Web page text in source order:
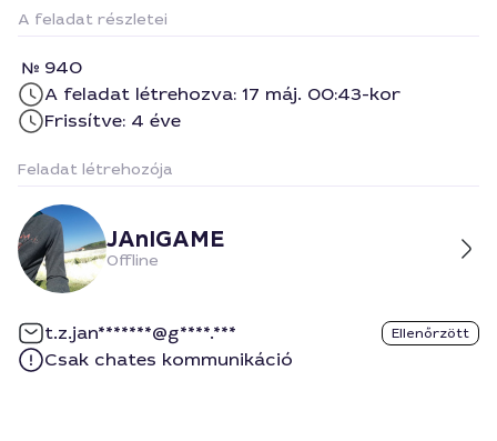
A feladat részletei
940
A feladat létrehozva: 17 máj. 00:43-kor
Frissítve: 4 éve
Feladat létrehozója
JAnIGAME
Offline
t.z.jan*******@g****.*** Ellenőrzött
Csak chates kommunikáció